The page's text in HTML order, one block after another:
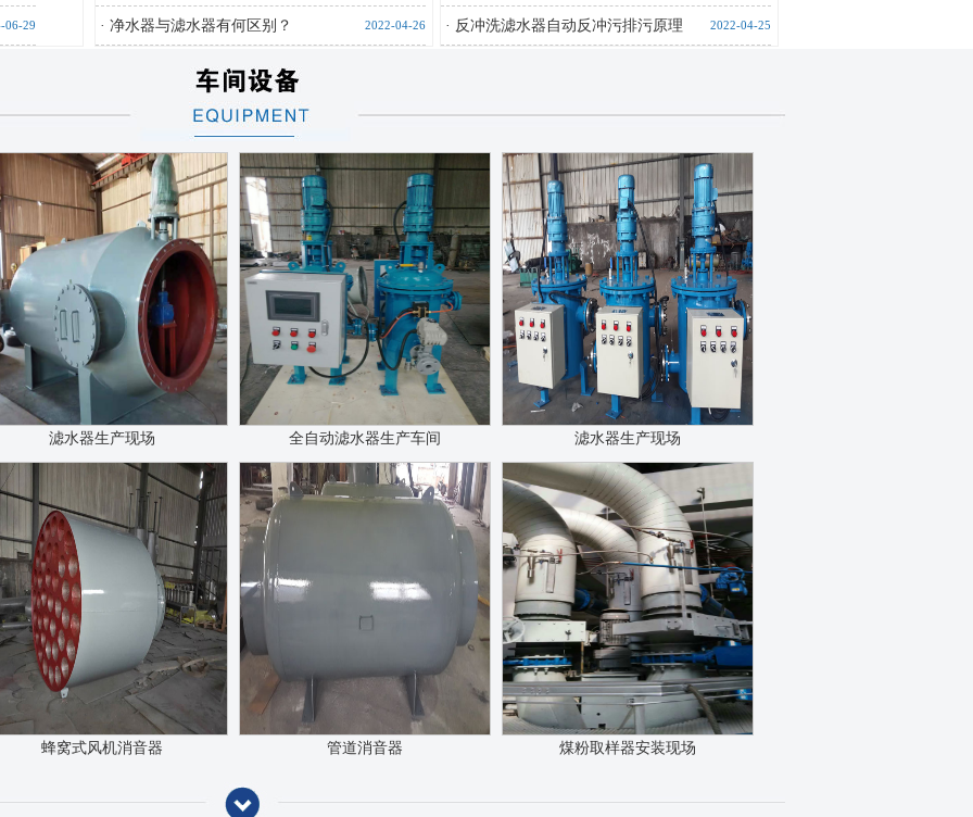
06-29 2022-04-26
· 净水器与滤水器有何区别？ 2022-04-25
· 反冲洗滤水器自动反冲污排污原理
滤水器生产现场 全自动滤水器生产车间 滤水器生产现场
蜂窝式风机消音器 管道消音器 煤粉取样器安装现场